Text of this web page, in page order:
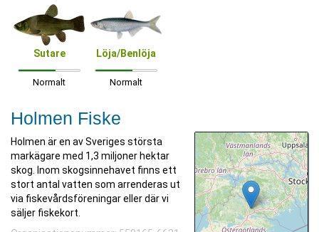
Sutare
Normalt
Löja/Benlöja
Normalt
Holmen Fiske
Holmen är en av Sveriges största
markägare med 1,3 miljoner hektar
skog. Inom skogsinnehavet finns ett
stort antal vatten som arrenderas ut
via fiskevårdsföreningar eller där vi
säljer fiskekort.